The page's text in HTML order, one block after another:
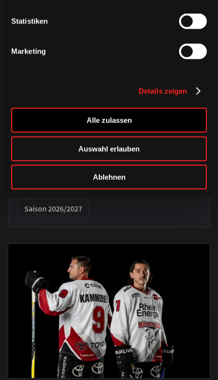
Statistiken
Marketing
Details zeigen
Alle zulassen
Auswahl erlauben
Ablehnen
Alle Infos zum öffentlichen
Trainingsauftakt am Sonntag im
Saison 2026/2027